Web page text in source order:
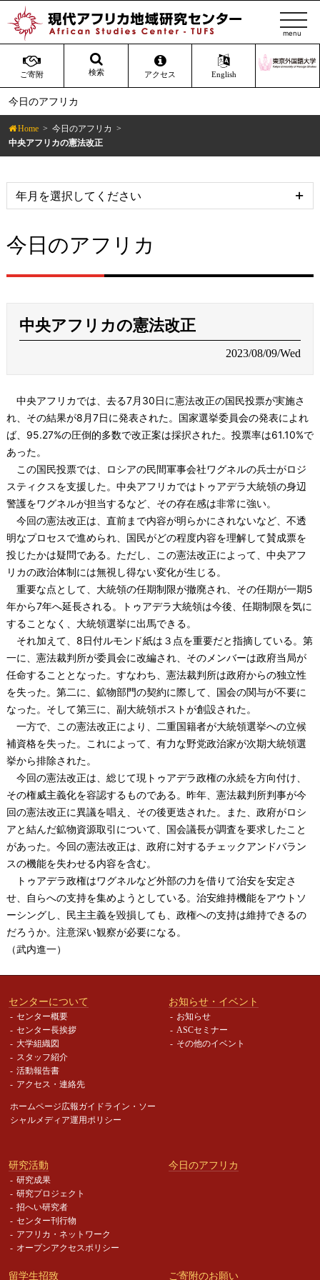
ご寄附 検索 アクセス English
t
o
g
l
v
g
a
n
今日のアフリカ
Home
今日のアフリカ
中央アフリカの憲法改正
今日のアフリカ
中央アフリカの憲法改正
2023/08/09/Wed
中央アフリカでは、去る7月30日に憲法改正の国民投票が実施さ
れ、その結果が8月7日に発表された。国家選挙委員会の発表によれ
ば、95.27%の圧倒的多数で改正案は採択された。投票率は61.10%で
あった。
この国民投票では、ロシアの民間軍事会社ワグネルの兵士がロジ
スティクスを支援した。中央アフリカではトゥアデラ大統領の身辺
警護をワグネルが担当するなど、その存在感は非常に強い。
今回の憲法改正は、直前まで内容が明らかにされないなど、不透
明なプロセスで進められ、国民がどの程度内容を理解して賛成票を
投じたかは疑問である。ただし、この憲法改正によって、中央アフ
リカの政治体制には無視し得ない変化が生じる。
重要な点として、大統領の任期制限が撤廃され、その任期が一期5
年から7年へ延長される。トゥアデラ大統領は今後、任期制限を気に
することなく、大統領選挙に出馬できる。
それ加えて、8日付ルモンド紙は３点を重要だと指摘している。第
一に、憲法裁判所が委員会に改編され、そのメンバーは政府当局が
任命することとなった。すなわち、憲法裁判所は政府からの独立性
を失った。第二に、鉱物部門の契約に際して、国会の関与が不要に
なった。そして第三に、副大統領ポストが創設された。
一方で、この憲法改正により、二重国籍者が大統領選挙への立候
補資格を失った。これによって、有力な野党政治家が次期大統領選
挙から排除された。
今回の憲法改正は、総じて現トゥアデラ政権の永続を方向付け、
その権威主義化を容認するものである。昨年、憲法裁判所判事が今
回の憲法改正に異議を唱え、その後更迭された。また、政府がロシ
アと結んだ鉱物資源取引について、国会議長が調査を要求したこと
があった。今回の憲法改正は、政府に対するチェックアンドバラン
スの機能を失わせる内容を含む。
トゥアデラ政権はワグネルなど外部の力を借りて治安を安定さ
せ、自らへの支持を集めようとしている。治安維持機能をアウトソ
ーシングし、民主主義を毀損しても、政権への支持は維持できるの
だろうか。注意深い観察が必要になる。
（武内進一）
センターについて
センター概要
センター長挨拶
大学組織図
スタッフ紹介
活動報告書
アクセス・連絡先
ホームページ広報ガイドライン・ ソー
シャルメディア運用ポリシー
お知らせ・イベント
お知らせ
ASCセミナー
その他のイベント
研究活動
研究成果
研究プロジェクト
招へい研究者
センター刊行物
アフリカ・ネットワーク
オープンアクセスポリシー
今日のアフリカ
留学生招致 ご寄附のお願い